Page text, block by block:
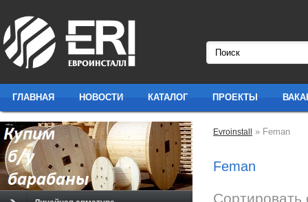
ГЛАВНАЯ НОВОСТИ КАТАЛОГ ПРОЕКТЫ
Evroinstall » Feman
Feman
Сортировать